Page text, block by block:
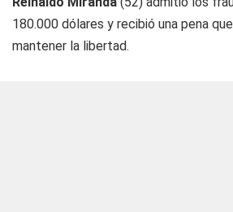
180.000 dólares y recibió una pena
mantener la libertad.